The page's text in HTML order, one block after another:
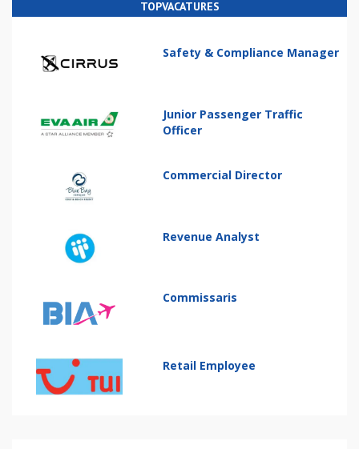
TOPVACATURES
Safety & Compliance Manager
Junior Passenger Traffic
Officer
Commercial Director
Revenue Analyst
Commissaris
Retail Employee